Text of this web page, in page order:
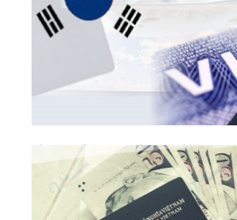
Kinh nghiệm làm visa du lịch Hàn